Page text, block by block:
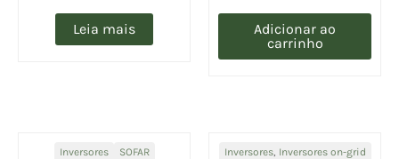
Leia mais
Adicionar ao
carrinho
Inversores SOFAR Inversores, Inversores on-grid